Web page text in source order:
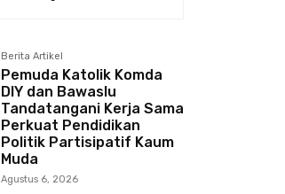
Berita Artikel
Pemuda Katolik Komda
DIY dan Bawaslu
Tandatangani Kerja Sama
Perkuat Pendidikan
Politik Partisipatif Kaum
Muda
Agustus 6, 2026